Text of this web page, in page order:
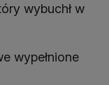
wybuchł w
wypełnione